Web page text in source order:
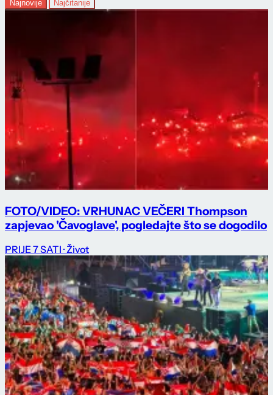
Najnovije
Najčitanije
FOTO/VIDEO: VRHUNAC VEČERI Thompson
zapjevao 'Čavoglave', pogledajte što se dogodilo
PRIJE 7 SATI · Život